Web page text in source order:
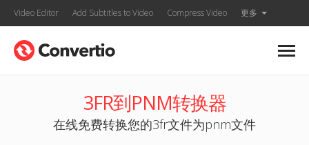
Video Editor Add Subtitles to Video Compress Video 更多
3FR到PNM转换器
在线免费转换您的3fr文件为pnm文件